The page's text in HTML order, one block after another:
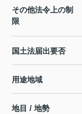
その他法令上の制
限
国土法届出要否
用途地域
地目 / 地勢